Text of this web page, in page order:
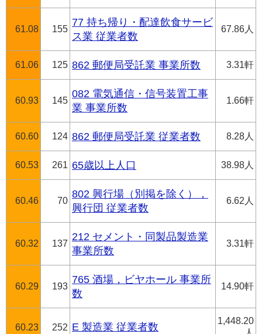
61.08 155
77 持ち帰り・配達飲食サービ
ス業 従業者数
67.86人
61.06 125 862 郵便局受託業 事業所数 3.31軒
60.93 145
082 電気通信・信号装置工事
業 事業所数
1.66軒
60.60 124 862 郵便局受託業 従業者数 8.28人
60.53 261 65歳以上人口 38.98人
60.46 70
802 興行場（別掲を除く），
興行団 従業者数
6.62人
60.32 137
212 セメント・同製品製造業
事業所数
3.31軒
60.29 193
765 酒場，ビヤホール 事業所
数
14.90軒
60.23 252 E 製造業 従業者数
1,448.20